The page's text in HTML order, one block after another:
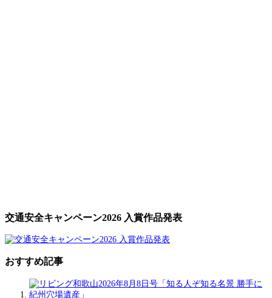
交通安全キャンペーン2026 入賞作品発表
おすすめ記事